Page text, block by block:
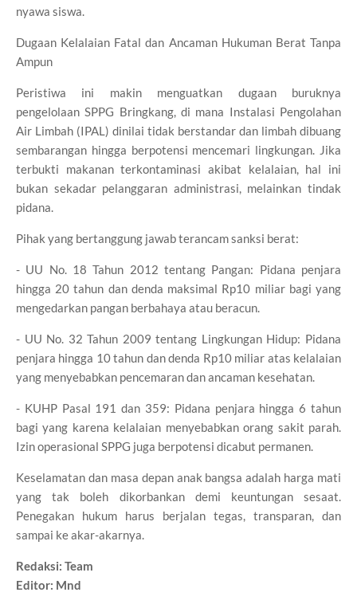
nyawa siswa.
Dugaan Kelalaian Fatal dan Ancaman Hukuman Berat Tanpa
Ampun
Peristiwa ini makin menguatkan dugaan buruknya
pengelolaan SPPG Bringkang, di mana Instalasi Pengolahan
Air Limbah (IPAL) dinilai tidak berstandar dan limbah dibuang
sembarangan hingga berpotensi mencemari lingkungan. Jika
terbukti makanan terkontaminasi akibat kelalaian, hal ini
bukan sekadar pelanggaran administrasi, melainkan tindak
pidana.
Pihak yang bertanggung jawab terancam sanksi berat:
- UU No. 18 Tahun 2012 tentang Pangan: Pidana penjara
hingga 20 tahun dan denda maksimal Rp10 miliar bagi yang
mengedarkan pangan berbahaya atau beracun.
- UU No. 32 Tahun 2009 tentang Lingkungan Hidup: Pidana
penjara hingga 10 tahun dan denda Rp10 miliar atas kelalaian
yang menyebabkan pencemaran dan ancaman kesehatan.
- KUHP Pasal 191 dan 359: Pidana penjara hingga 6 tahun
bagi yang karena kelalaian menyebabkan orang sakit parah.
Izin operasional SPPG juga berpotensi dicabut permanen.
Keselamatan dan masa depan anak bangsa adalah harga mati
yang tak boleh dikorbankan demi keuntungan sesaat.
Penegakan hukum harus berjalan tegas, transparan, dan
sampai ke akar-akarnya.
Redaksi: Team
Editor: Mnd